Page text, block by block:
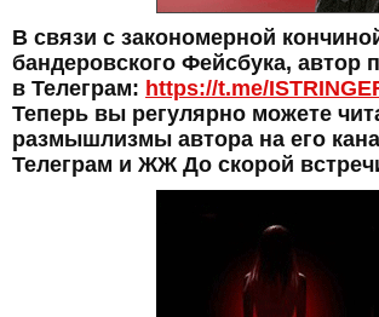
В связи с закономерной
бандеровского Фейсбука, автор
в Телеграм: https://t.me/
Теперь вы регулярно можете
размышлизмы автора на его
Телеграм и ЖЖ До скорой